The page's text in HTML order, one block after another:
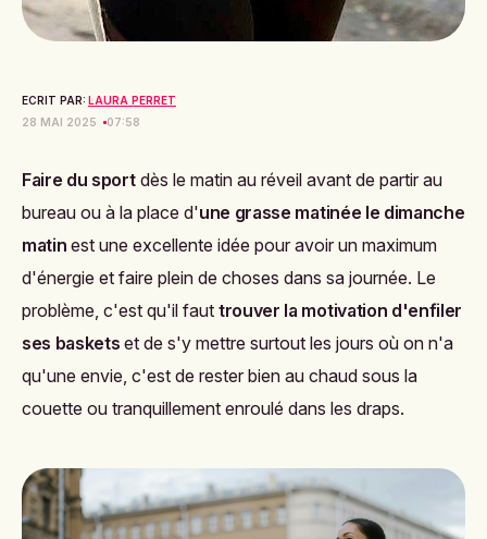
ECRIT PAR: LAURA PERRET
28 MAI 2025
07:58
Faire du sportdès le matin au réveil avant de partir au
bureau ou à la place d'une grasse matinée le dimanche
matin est une excellente idée pour avoir un maximum
d'énergie et faire plein de choses dans sa journée. Le
problème, c'est qu'il faut trouver la motivation d'enfiler
ses baskets et de s'y mettre surtout les jours où on n'a
qu'une envie, c'est de rester bien au chaud sous la
couette ou tranquillement enroulé dans les draps.